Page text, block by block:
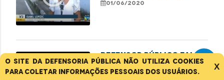
O site da Defensoria Pública não utiliza cookies
para coletar informações pessoais dos usuários.
X
conscientização da
01/06/2020
Defensor público fala
sobre lançamento da